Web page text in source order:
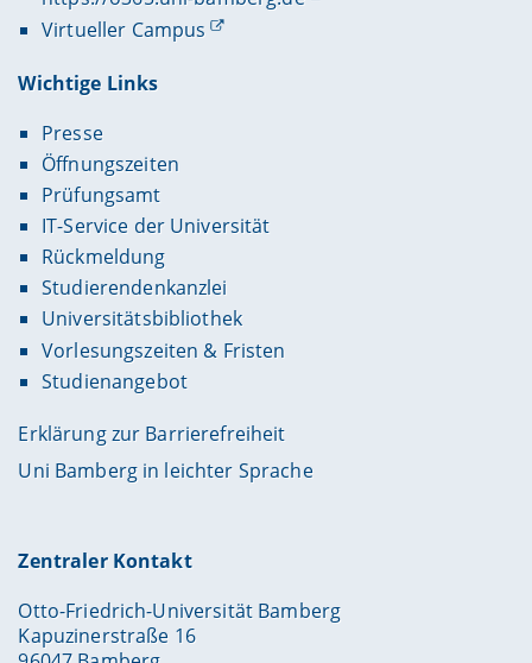
Virtueller Campus
Wichtige Links
Presse
Öffnungszeiten
Prüfungsamt
IT-Service der Universität
Rückmeldung
Studierendenkanzlei
Universitätsbibliothek
Vorlesungszeiten & Fristen
Studienangebot
Erklärung zur Barrierefreiheit
Uni Bamberg in leichter Sprache
Zentraler Kontakt
Otto-Friedrich-Universität Bamberg
Kapuzinerstraße 16